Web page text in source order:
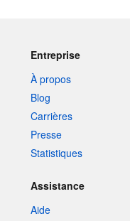
Entreprise
À propos
Blog
Carrières
Presse
Statistiques
Assistance
Aide